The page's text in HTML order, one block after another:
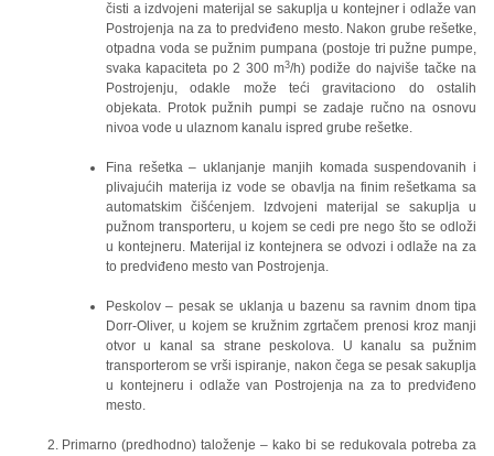
čisti a izdvojeni materijal se sakuplja u kontejner i odlaže van
Postrojenja na za to predviđeno mesto. Nakon grube rešetke,
otpadna voda se pužnim pumpana (postoje tri pužne pumpe,
svaka kapaciteta po 2 300 m3/h) podiže do najviše tačke na
Postrojenju, odakle može teći gravitaciono do ostalih
objekata. Protok pužnih pumpi se zadaje ručno na osnovu
nivoa vode u ulaznom kanalu ispred grube rešetke.
Fina rešetka – uklanjanje manjih komada suspendovanih i
plivajućih materija iz vode se obavlja na finim rešetkama sa
automatskim čišćenjem. Izdvojeni materijal se sakuplja u
pužnom transporteru, u kojem se cedi pre nego što se odloži
u kontejneru. Materijal iz kontejnera se odvozi i odlaže na za
to predviđeno mesto van Postrojenja.
Peskolov – pesak se uklanja u bazenu sa ravnim dnom tipa
Dorr-Oliver, u kojem se kružnim zgrtačem prenosi kroz manji
otvor u kanal sa strane peskolova. U kanalu sa pužnim
transporterom se vrši ispiranje, nakon čega se pesak sakuplja
u kontejneru i odlaže van Postrojenja na za to predviđeno
mesto.
Primarno (predhodno) taloženje – kako bi se redukovala potreba za